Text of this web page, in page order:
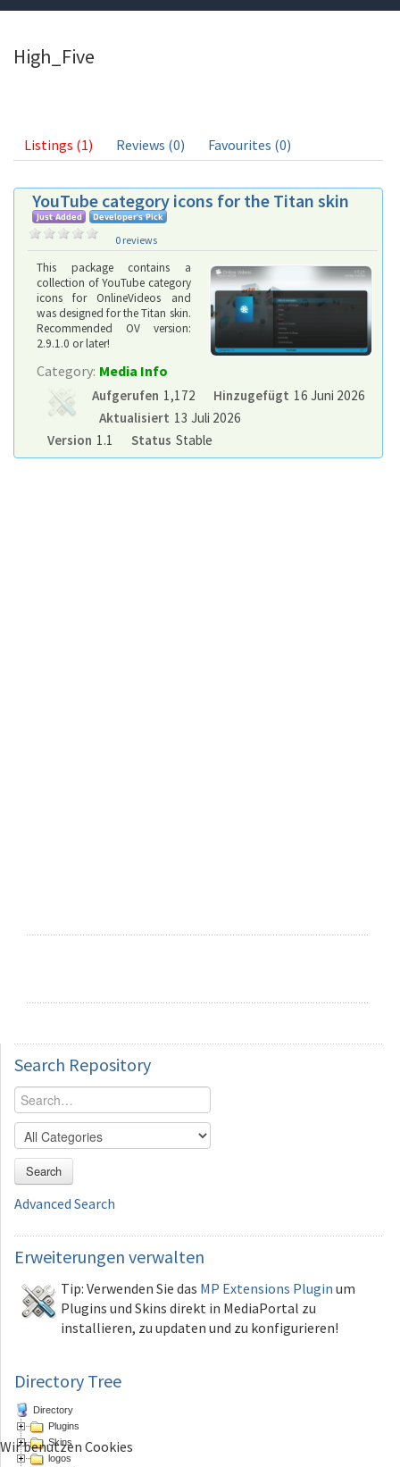
High_Five
Listings (1) Reviews (0) Favourites (0)
YouTube category icons for the Titan skin
0 reviews
This package contains a
collection of YouTube category
icons for OnlineVideos and
was designed for the Titan skin.
Recommended OV version:
2.9.1.0 or later!
Category: Media Info
Aufgerufen 1,172 Hinzugefügt 16 Juni 2026
Aktualisiert 13 Juli 2026
Version 1.1 Status Stable
Search Repository
Search
Advanced Search
Erweiterungen verwalten
Tip: Verwenden Sie das MP Extensions Plugin um
Plugins und Skins direkt in MediaPortal zu
installieren, zu updaten und zu konfigurieren!
Directory Tree
Directory
Plugins
Skins
logos
Wir benutzen Cookies